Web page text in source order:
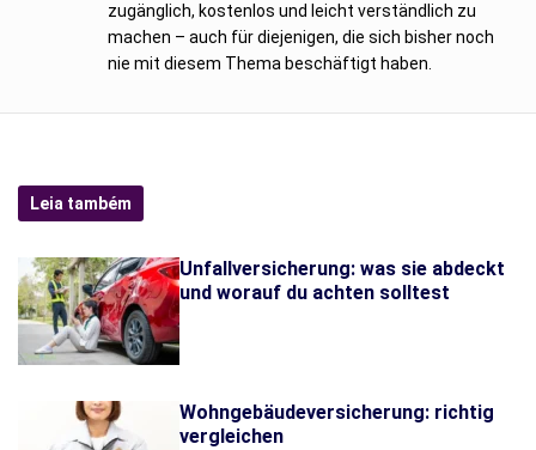
zugänglich, kostenlos und leicht verständlich zu
machen – auch für diejenigen, die sich bisher noch
nie mit diesem Thema beschäftigt haben.
Leia também
Unfallversicherung: was sie abdeckt
und worauf du achten solltest
Wohngebäudeversicherung: richtig
vergleichen